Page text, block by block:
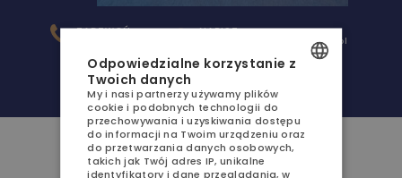
AQUA RESORT
NOCLEGI
GASTRONOMIA
AQUAPARK
SPA
ZADZWOŃ NAPISZ
rezerwacja@aqua-resort.pl
POLISH
ENGLISH
GERMAN
Odpowiedzialne korzystanie z
Twoich danych
My i nasi partnerzy używamy plików
cookie i podobnych technologii do
przechowywania i uzyskiwania dostępu
do informacji na Twoim urządzeniu oraz
do przetwarzania danych osobowych,
takich jak Twój adres IP, unikalne
identyfikatory i dane przeglądania, w